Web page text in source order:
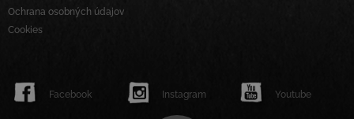
Ochrana osobných údajov
Cookies
Facebook Instagram Youtube